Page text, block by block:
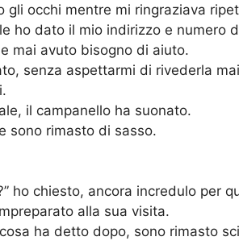
gli occhi mentre mi ringraziava
ho dato il mio indirizzo e numero
mai avuto bisogno di aiuto.
senza aspettarmi di rivederla
il campanello ha suonato.
sono rimasto di sasso.
ho chiesto, ancora incredulo per
alla sua visita.
ha detto dopo, sono rimasto